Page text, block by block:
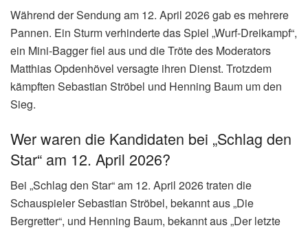
Während der Sendung am 12. April 2026 gab es mehrere
Pannen. Ein Sturm verhinderte das Spiel „Wurf-Dreikampf“,
ein Mini-Bagger fiel aus und die Tröte des Moderators
Matthias Opdenhövel versagte ihren Dienst. Trotzdem
kämpften Sebastian Ströbel und Henning Baum um den
Sieg.
Wer waren die Kandidaten bei „Schlag den
Star“ am 12. April 2026?
Bei „Schlag den Star“ am 12. April 2026 traten die
Schauspieler Sebastian Ströbel, bekannt aus „Die
Bergretter“, und Henning Baum, bekannt aus „Der letzte